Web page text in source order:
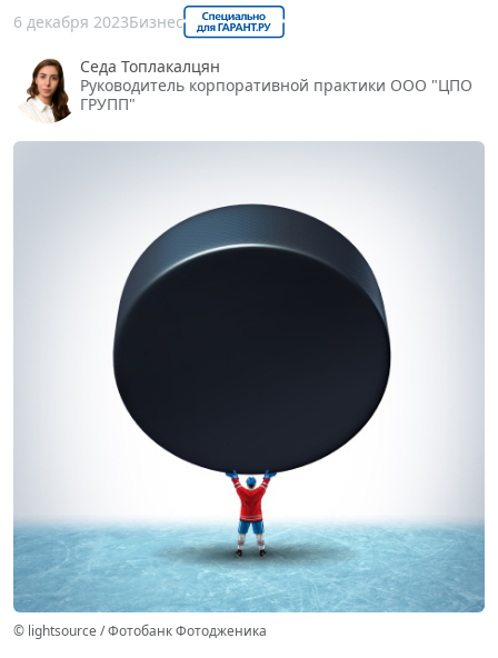
6 декабря 2023Бизнес
Седа Топлакалцян
Руководитель корпоративной практики ООО "ЦПО
ГРУПП"
© lightsource / Фотобанк Фотодженика